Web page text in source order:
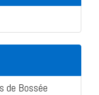
de Bossée